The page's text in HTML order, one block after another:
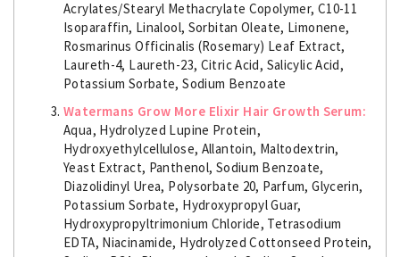
Acrylates/Stearyl Methacrylate Copolymer, C10-11
Isoparaffin, Linalool, Sorbitan Oleate, Limonene,
Rosmarinus Officinalis (Rosemary) Leaf Extract,
Laureth-4, Laureth-23, Citric Acid, Salicylic Acid,
Potassium Sorbate, Sodium Benzoate
Watermans Grow More Elixir Hair Growth Serum:
Aqua, Hydrolyzed Lupine Protein,
Hydroxyethylcellulose, Allantoin, Maltodextrin,
Yeast Extract, Panthenol, Sodium Benzoate,
Diazolidinyl Urea, Polysorbate 20, Parfum, Glycerin,
Potassium Sorbate, Hydroxypropyl Guar,
Hydroxypropyltrimonium Chloride, Tetrasodium
EDTA, Niacinamide, Hydrolyzed Cottonseed Protein,